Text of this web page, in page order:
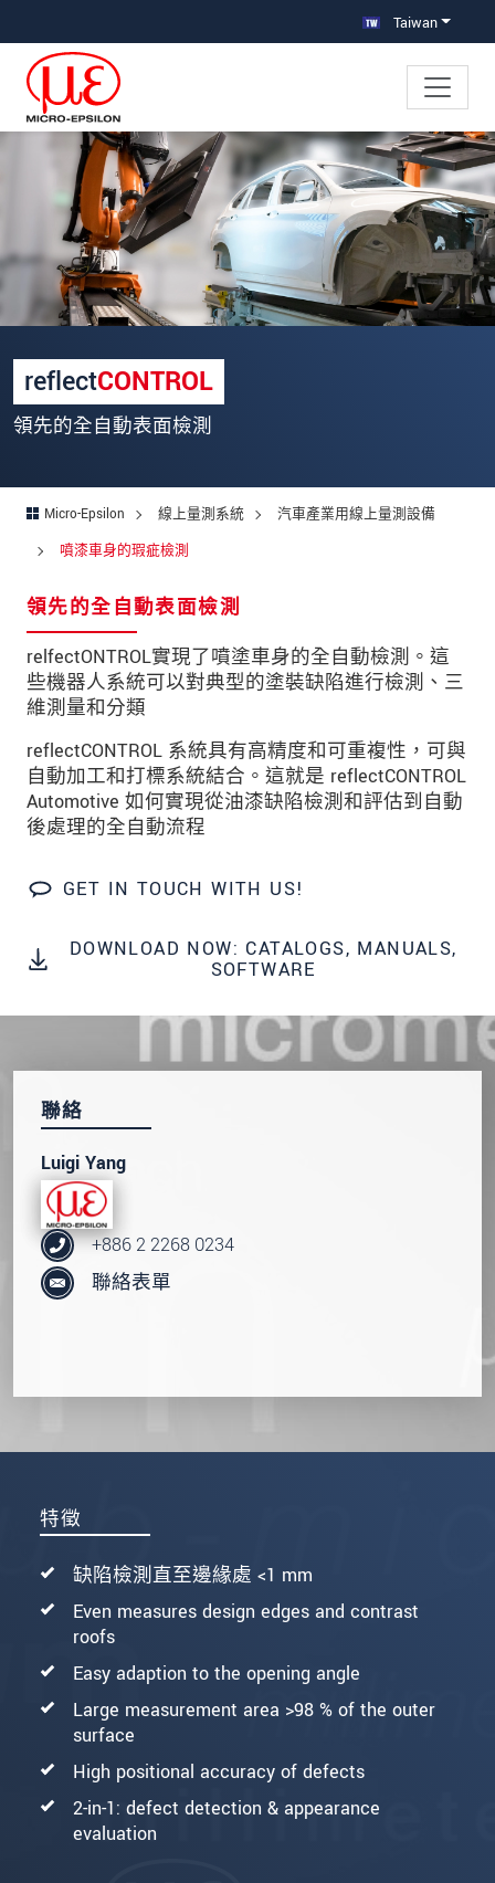
Taiwan
reflectCONTROL
領先的全自動表面檢測
Micro-Epsilon 線上量測系統
汽車產業用線上量測設備
噴漆車身的瑕疵檢測
領先的全自動表面檢測
relfectONTROL實現了噴塗車身的全自動檢測。這
些機器人系統可以對典型的塗裝缺陷進行檢測、三
維測量和分類
reflectCONTROL 系統具有高精度和可重複性，可與
自動加工和打標系統結合。這就是 reflectCONTROL
Automotive 如何實現從油漆缺陷檢測和評估到自動
後處理的全自動流程
GET IN TOUCH WITH US!
DOWNLOAD NOW: CATALOGS, MANUALS,
SOFTWARE
特徵
缺陷檢測直至邊緣處 <1 mm
Even measures design edges and contrast
roofs
Easy adaption to the opening angle
Large measurement area >98 % of the outer
surface
High positional accuracy of defects
2-in-1: defect detection & appearance
evaluation
聯絡
Luigi Yang
+886 2 2268 0234
聯絡表單
×
Your request for: 噴漆車身的瑕疵檢
測
姓名*
連絡電話
留言*
* 必填資訊
我們謹慎的保護客戶個資，詳見
確認寄出